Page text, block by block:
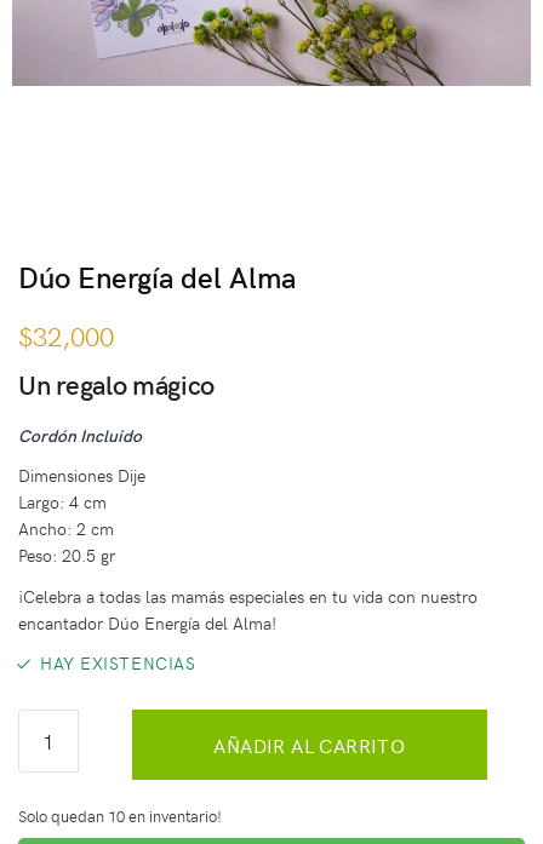
Dúo Energía del Alma
$32,000
Un regalo mágico
Cordón Incluido
Dimensiones Dije
Largo: 4 cm
Ancho: 2 cm
Peso: 20.5 gr
¡Celebra a todas las mamás especiales en tu vida con nuestro
encantador Dúo Energía del Alma!
HAY EXISTENCIAS
AÑADIR AL CARRITO
Solo quedan 10 en inventario!